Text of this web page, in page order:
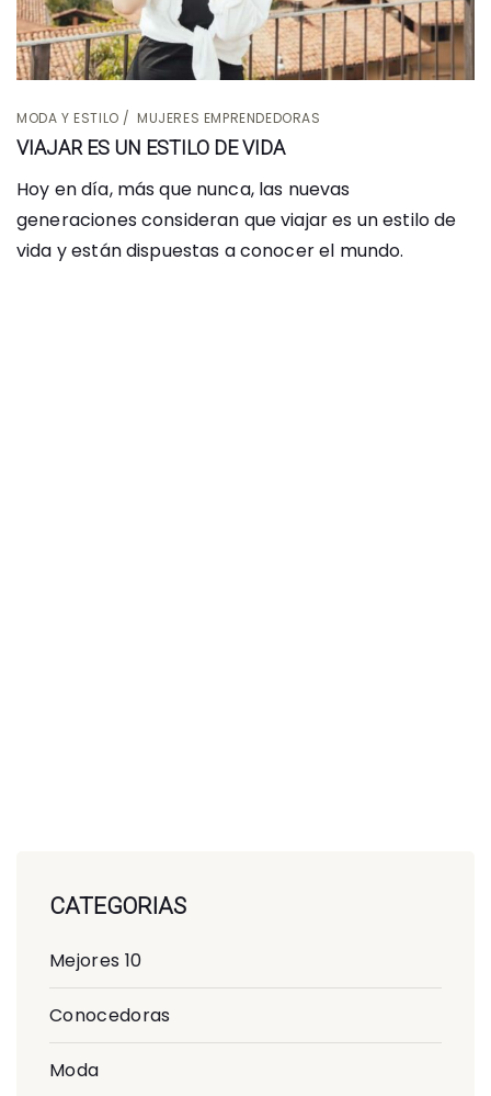
MODA Y ESTILO MUJERES EMPRENDEDORAS
VIAJAR ES UN ESTILO DE VIDA
Hoy en día, más que nunca, las nuevas
generaciones consideran que viajar es un estilo de
vida y están dispuestas a conocer el mundo.
CATEGORIAS
Mejores 10
Conocedoras
Moda